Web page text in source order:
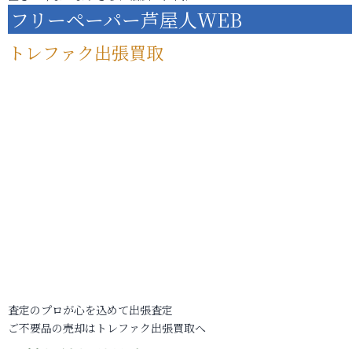
フリーペーパー芦屋人WEB
トレファク出張買取
査定のプロが心を込めて出張査定
ご不要品の売却はトレファク出張買取へ